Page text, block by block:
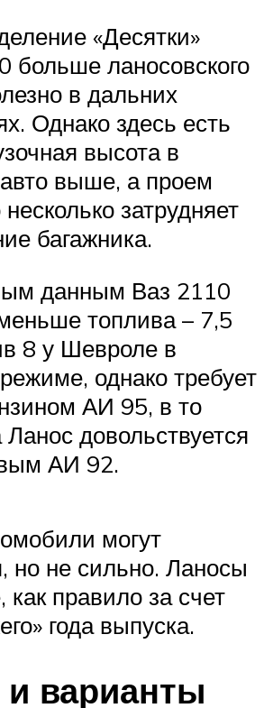
«Десятки»
больше ланосовского
в дальних
Однако здесь есть
высота в
выше, а проем
затрудняет
багажника.
данным Ваз 2110
топлива – 7,5
8 у Шевроле в
однако требует
АИ 95, в то
Ланос довольствуется
АИ 92.
могут
но не сильно. Ланосы
как правило за счет
года выпуска.
варианты